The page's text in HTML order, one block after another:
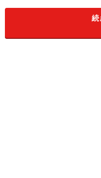
・もしもの値下がりに耐
さらに、「値下がりの
続